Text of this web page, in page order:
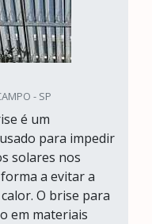
- SP
é um
para impedir
solares nos
a evitar a
O brise para
em materiais